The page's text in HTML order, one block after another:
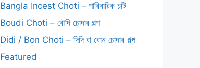
Bangla Incest Choti – পারিবারিক চটি
Boudi Choti – বৌদি চোদার গল্প
Didi / Bon Choti – দিদি বা বোন চোদার গল্প
Featured